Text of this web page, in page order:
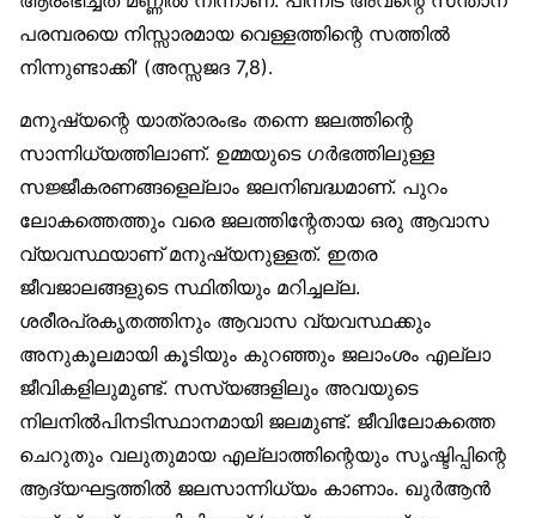
പരമ്പരയെ നിസ്സാരമായ വെള്ളത്തിന്റെ സത്തിൽ
നിന്നുണ്ടാക്കി’ (അസ്സജദ 7,8).
മനുഷ്യന്റെ യാത്രാരംഭം തന്നെ ജലത്തിന്റെ
സാന്നിധ്യത്തിലാണ്. ഉമ്മയുടെ ഗർഭത്തിലുള്ള
സജ്ജീകരണങ്ങളെല്ലാം ജലനിബദ്ധമാണ്. പുറം
ലോകത്തെത്തും വരെ ജലത്തിന്റേതായ ഒരു ആവാസ
വ്യവസ്ഥയാണ് മനുഷ്യനുള്ളത്. ഇതര
ജീവജാലങ്ങളുടെ സ്ഥിതിയും മറിച്ചല്ല.
ശരീരപ്രകൃതത്തിനും ആവാസ വ്യവസ്ഥക്കും
അനുകൂലമായി കൂടിയും കുറഞ്ഞും ജലാംശം എല്ലാ
ജീവികളിലുമുണ്ട്. സസ്യങ്ങളിലും അവയുടെ
നിലനിൽപിനടിസ്ഥാനമായി ജലമുണ്ട്. ജീവിലോകത്തെ
ചെറുതും വലുതുമായ എല്ലാത്തിന്റെയും സൃഷ്ടിപ്പിന്റെ
ആദ്യഘട്ടത്തിൽ ജലസാന്നിധ്യം കാണാം. ഖുർആൻ